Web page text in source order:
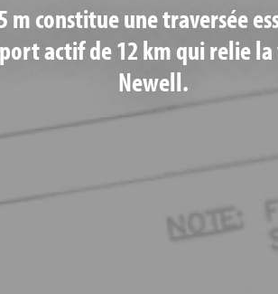
m constitue une traversée
actif de 12 km qui relie
Newell.